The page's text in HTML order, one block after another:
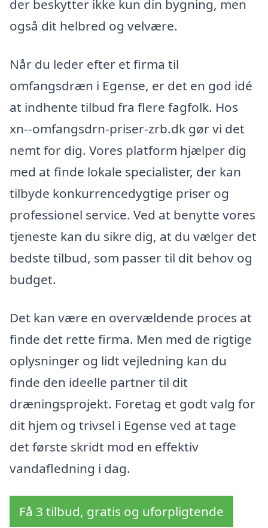
der beskytter ikke kun din bygning, men
også dit helbred og velvære.
Når du leder efter et firma til
omfangsdræn i Egense, er det en god idé
at indhente tilbud fra flere fagfolk. Hos
xn--omfangsdrn-priser-zrb.dk gør vi det
nemt for dig. Vores platform hjælper dig
med at finde lokale specialister, der kan
tilbyde konkurrencedygtige priser og
professionel service. Ved at benytte vores
tjeneste kan du sikre dig, at du vælger det
bedste tilbud, som passer til dit behov og
budget.
Det kan være en overvældende proces at
finde det rette firma. Men med de rigtige
oplysninger og lidt vejledning kan du
finde den ideelle partner til dit
dræningsprojekt. Foretag et godt valg for
dit hjem og trivsel i Egense ved at tage
det første skridt mod en effektiv
vandafledning i dag.
Få 3 tilbud, gratis og uforpligtende